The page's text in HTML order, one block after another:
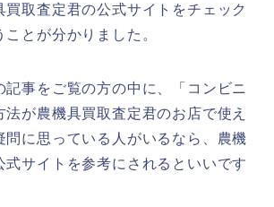
買取査定君の公式サイトをチェック
とが分かりました。
記事をご覧の方の中に、「コンビニ
が農機具買取査定君のお店で使え
問に思っている人がいるなら、農機
式サイトを参考にされるといいです